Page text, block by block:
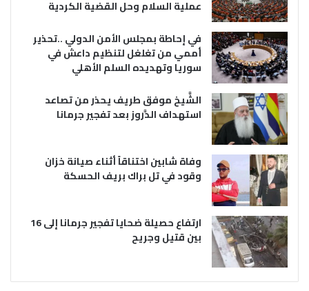
عملية السلام وحل القضية الكردية
في إحاطة بمجلس الأمن الدولي ..تحذير
أممي من تغلغل لتنظيم داعش في
سوريا وتهديده السلم الأهلي
الشَّيخ موفق طريف يحذر من تصاعد
استهداف الدَّروز بعد تفجير جرمانا
وفاة شابين اختناقاً أثناء صيانة خزان
وقود في تل براك بريف الحسكة
ارتفاع حصيلة ضحايا تفجير جرمانا إلى 16
بين قتيل وجريح